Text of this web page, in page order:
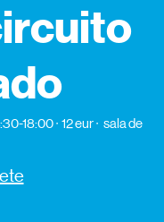
18:00 12 eur
sala de